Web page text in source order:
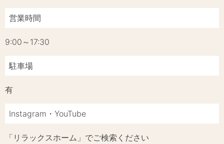
営業時間
9:00～17:30
駐車場
有
Instagram・YouTube
「リラックスホーム」でご検索ください